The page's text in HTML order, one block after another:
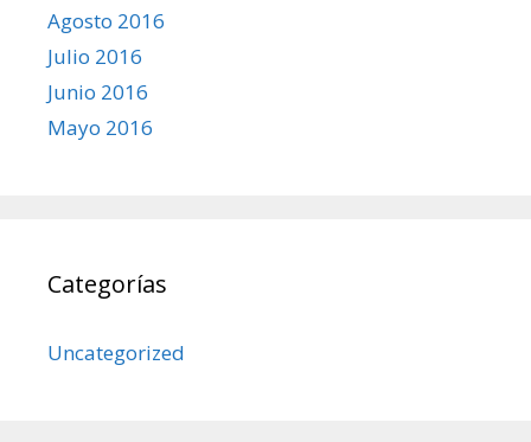
Agosto 2016
Julio 2016
Junio 2016
Mayo 2016
Categorías
Uncategorized